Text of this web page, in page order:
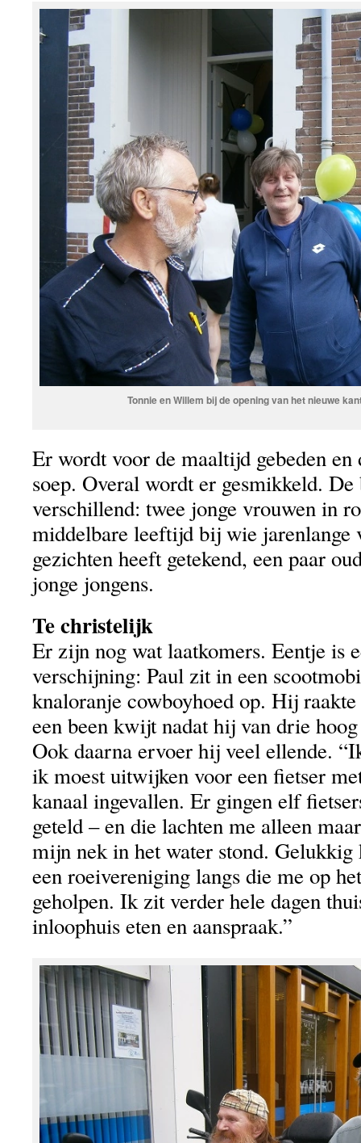
Tonnie en Willem bij de opening van het nieuwe
Er wordt voor de maaltijd gebeden
soep. Overal wordt er gesmikkeld.
verschillend: twee jonge vrouwen in
middelbare leeftijd bij wie jarenlange
gezichten heeft getekend, een paar
jonge jongens.
Te christelijk
Er zijn nog wat laatkomers. Eentje is
verschijning: Paul zit in een
knaloranje cowboyhoed op. Hij
een been kwijt nadat hij van drie
Ook daarna ervoer hij veel ellende.
ik moest uitwijken voor een fietser
kanaal ingevallen. Er gingen elf
geteld – en die lachten me alleen
mijn nek in het water stond. Gelukkig
een roeivereniging langs die me op
geholpen. Ik zit verder hele dagen
inloophuis eten en aanspraak.”